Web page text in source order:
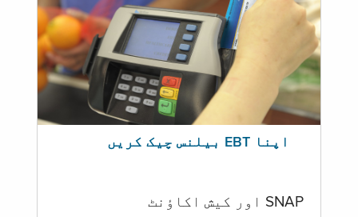
اپنا EBT بیلنس چیک کریں
SNAP اور کیش اکاؤنٹ